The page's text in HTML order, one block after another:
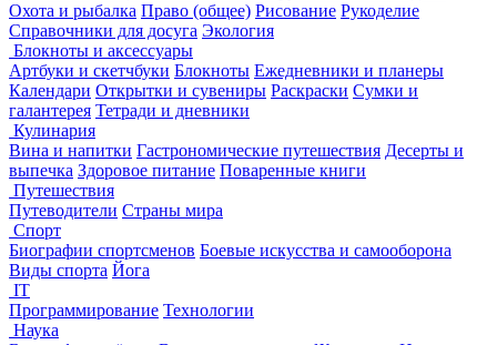
Охота и рыбалка Право (общее) Рисование Рукоделие
Справочники для досуга Экология
Блокноты и аксессуары
Артбуки и скетчбуки Блокноты Ежедневники и планеры
Календари Открытки и сувениры Раскраски Сумки и
галантерея Тетради и дневники
Кулинария
Вина и напитки Гастрономические путешествия Десерты и
выпечка Здоровое питание Поваренные книги
Путешествия
Путеводители Страны мира
Спорт
Биографии спортсменов Боевые искусства и самооборона
Виды спорта Йога
IT
Программирование Технологии
Наука